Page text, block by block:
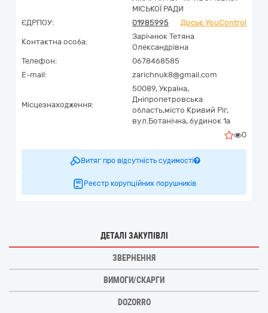
МІСЬКОЇ РАДИ
ЄДРПОУ:
01985995 Досьє YouControl
Контактна особа:
Зарічнюк Тетяна
Олександрівна
Телефон:
0678468585
E-mail:
zarichnuk8@gmail.com
Місцезнаходження:
50089, Україна,
Дніпропетровська
область,місто Кривий Ріг,
вул.Ботанічна, будинок 1а
0
Витяг про відсутність судимості
Реєстр корупційних порушників
ДЕТАЛІ ЗАКУПІВЛІ
ЗВЕРНЕННЯ
ВИМОГИ/СКАРГИ
DOZORRO